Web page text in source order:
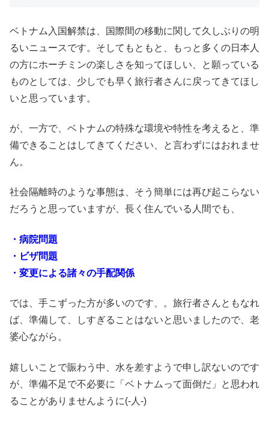
ベトナム入国解禁は、国際間の移動に関して久しぶりの明
るいニュースです。そしてもともと、もっと多くの日本人
の方にホーチミンの楽しさを知ってほしい、と願っている
ものとしては、少しでも早く旅行者さんに戻ってきてほし
いと思っています。
が、一方で、ベトナムの特殊な環境や特性を考えると、準
備できることはしてきてください、と言わずにはおれませ
ん。
社会隔離時のような事態は、そう簡単には再び起こらない
だろうと思っていますが、長く住んでいる人間でも、
・病院問題
・ビザ問題
・変更による諸々の手配関係
では、手こずった方が多いのです、。旅行者さんともなれ
ば、準備して、しすぎることはないと思いましたので、老
婆心ながら。
嬉しいことで賑わう中、水を差すようで申し訳ないのです
が、準備不足で不必要に「ベトナムって面倒だ」と思われ
ることがありませんように(-人-)